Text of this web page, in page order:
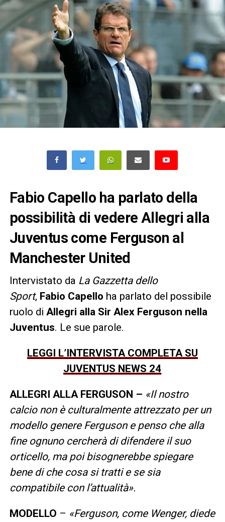
Fabio Capello ha parlato della
possibilità di vedere Allegri alla
Juventus come Ferguson al
Manchester United
Intervistato da La Gazzetta dello
Sport, Fabio Capello ha parlato del possibile
ruolo di Allegri alla Sir Alex Ferguson nella
Juventus. Le sue parole.
LEGGI L’INTERVISTA COMPLETA SU
JUVENTUS NEWS 24
ALLEGRI ALLA FERGUSON – «Il nostro
calcio non è culturalmente attrezzato per un
modello genere Ferguson e penso che alla
fine ognuno cercherà di difendere il suo
orticello, ma poi bisognerebbe spiegare
bene di che cosa si tratti e se sia
compatibile con l’attualità».
MODELLO – «Ferguson, come Wenger, diede